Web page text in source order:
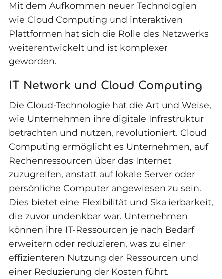
Mit dem Aufkommen neuer Technologien
wie Cloud Computing und interaktiven
Plattformen hat sich die Rolle des Netzwerks
weiterentwickelt und ist komplexer
geworden.
IT Network und Cloud Computing
Die Cloud-Technologie hat die Art und Weise,
wie Unternehmen ihre digitale Infrastruktur
betrachten und nutzen, revolutioniert. Cloud
Computing ermöglicht es Unternehmen, auf
Rechenressourcen über das Internet
zuzugreifen, anstatt auf lokale Server oder
persönliche Computer angewiesen zu sein.
Dies bietet eine Flexibilität und Skalierbarkeit,
die zuvor undenkbar war. Unternehmen
können ihre IT-Ressourcen je nach Bedarf
erweitern oder reduzieren, was zu einer
effizienteren Nutzung der Ressourcen und
einer Reduzierung der Kosten führt.